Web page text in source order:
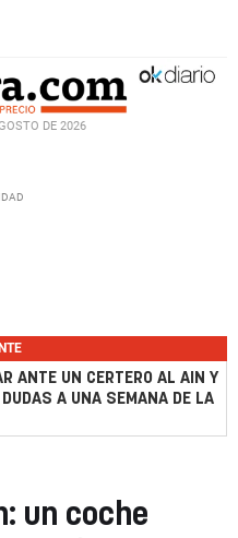
DE 2026
ANTE UN CERTERO AL AIN Y
A UNA SEMANA DE LA
un coche